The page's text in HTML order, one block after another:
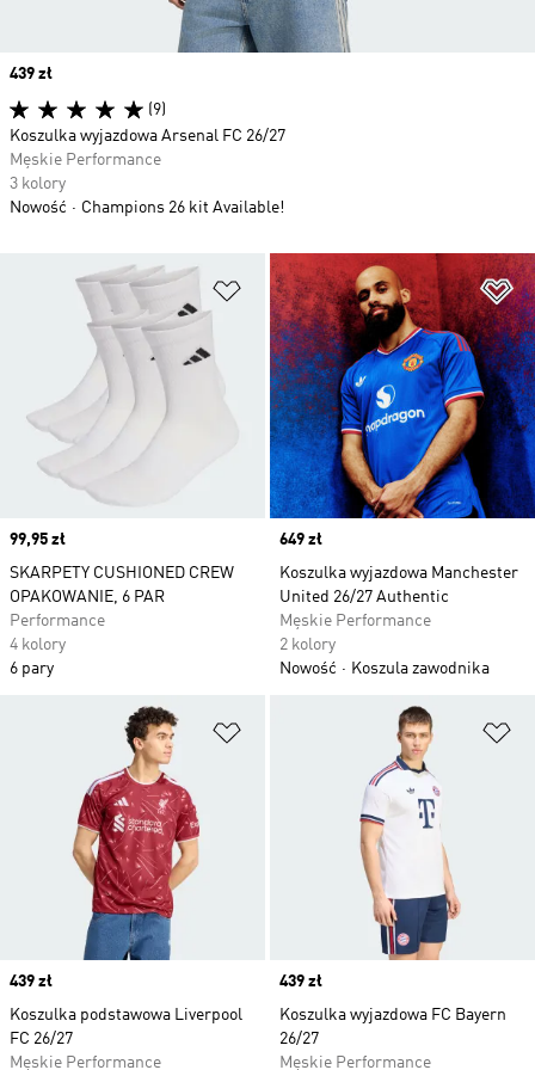
Dodaj do listy życzeń
Price
99,95 zł
SKARPETY CUSHIONED CREW
OPAKOWANIE, 6 PAR
Performance
4 kolory
6 pary
Price
649 zł
Koszulka wyjazdowa Manchester
United 26/27 Authentic
Męskie Performance
2 kolory
Nowość
Koszula zawodnika
Dodaj do listy życzeń
Price
439 zł
Koszulka podstawowa Liverpool
FC 26/27
Męskie Performance
Price
439 zł
Koszulka wyjazdowa FC Bayern
26/27
Męskie Performance
Price
439 zł
(9)
Koszulka wyjazdowa Arsenal FC 26/27
Męskie Performance
3 kolory
Nowość
Champions 26 kit Available!